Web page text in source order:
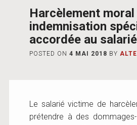
Harcèlement
indemnisation
accordée au salarié
POSTED ON 4 MAI 2018 BY
Le salarié victime de
prétendre à des